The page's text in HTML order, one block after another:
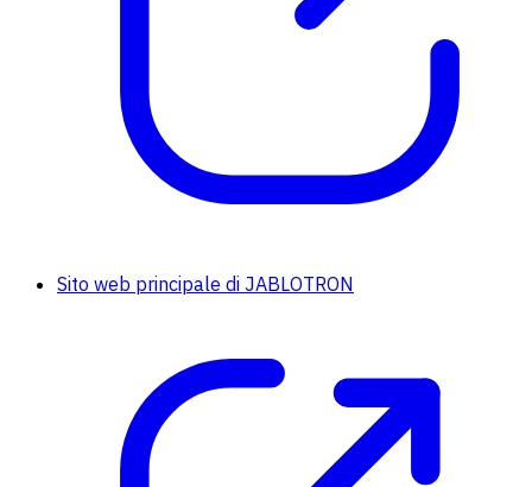
Sito web principale di JABLOTRON